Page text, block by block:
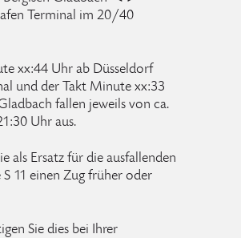
Terminal im 20/40
xx:44 Uhr ab Düsseldorf
und der Takt Minute xx:33
fallen jeweils von ca.
Uhr aus.
als Ersatz für die ausfallenden
11 einen Zug früher oder
Sie dies bei Ihrer